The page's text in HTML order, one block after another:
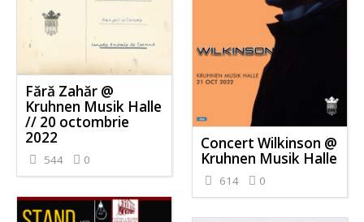
Fără Zahăr @
Kruhnen Musik Halle
// 20 octombrie
2022
544 0
Concert Wilkinson @
Kruhnen Musik Halle
614 0